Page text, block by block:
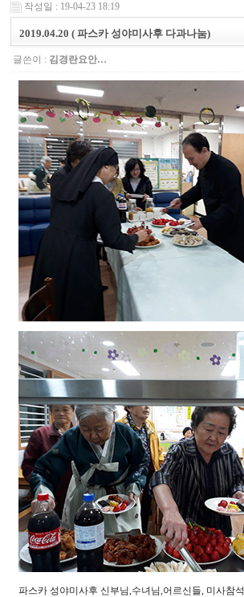
작성일 : 19-04-23 18:19
2019.04.20 ( 파스카 성야미사후 다과나눔)
글쓴이 : 김경란요안…
파스카 성야미사후 신부님,수녀님,어르신들, 미사참